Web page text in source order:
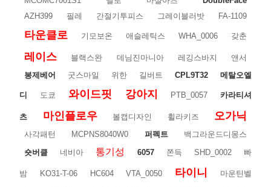
AZH399
필레 간절기투피스 그레이블러밧 FA-1109
타운클로 기모보온 애슬레틱스 WHA_0006 갖춘
레이스 블랙스완 데님진마니아 레깅스바지
앤서
봉제베어
굿스마일 위한 길버트 CPL9T32 메탈오엘
디 도쿄 와이드핏 강아지 PTB_0057 카라티셔
츠 마인플로우 볼캡디자인 휠라키즈 오가닉
사각패턴 MCPNS8040W0 퍼펙트
백그라운드디몽스
숏버클
네비아 통기성 6057 쫀득 SHD_0002 빠
밤 KO31-T-06 HC604 VTA_0050 타이니 마운틴벨